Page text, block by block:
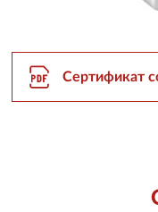
Сертификат